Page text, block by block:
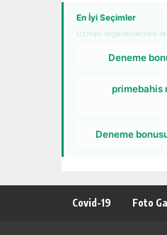
En İyi Seçimler
Uzman değerlendirmesi
Deneme
primebahis
Deneme
Covid-19 Foto